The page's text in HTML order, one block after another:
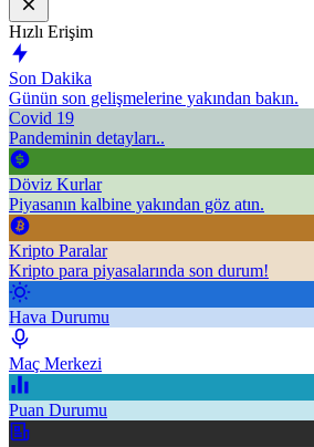
Hızlı Erişim
Son Dakika
Günün son gelişmelerine yakından bakın.
Covid 19
Pandeminin detayları..
Döviz Kurlar
Piyasanın kalbine yakından göz atın.
Kripto Paralar
Kripto para piyasalarında son durum!
Hava Durumu
Maç Merkezi
Puan Durumu